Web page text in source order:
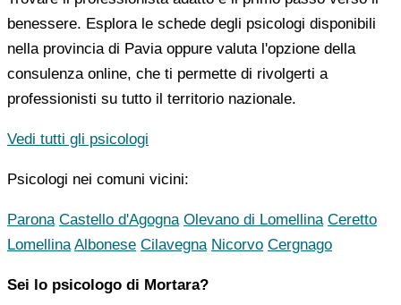
benessere. Esplora le schede degli psicologi disponibili
nella provincia di Pavia oppure valuta l'opzione della
consulenza online, che ti permette di rivolgerti a
professionisti su tutto il territorio nazionale.
Vedi tutti gli psicologi
Psicologi nei comuni vicini:
Parona Castello d'Agogna Olevano di Lomellina Ceretto
Lomellina Albonese Cilavegna Nicorvo Cergnago
Sei lo psicologo di Mortara?